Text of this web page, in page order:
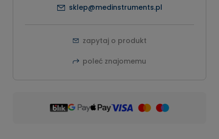
sklep@medinstruments.pl
zapytaj o produkt
poleć znajomemu